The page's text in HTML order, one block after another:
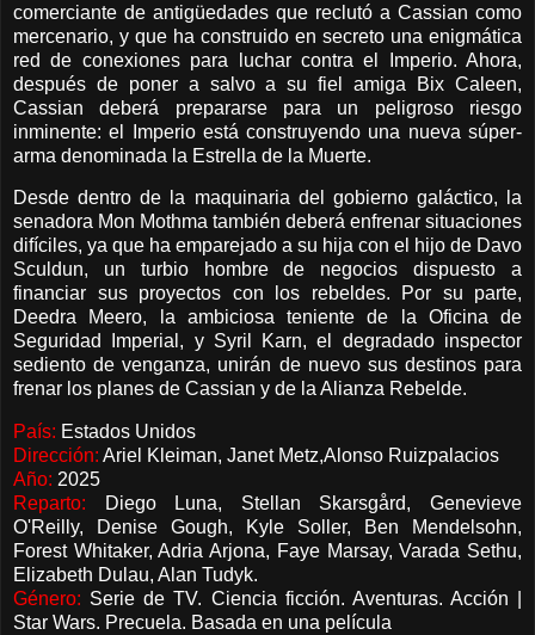
comerciante de antigüedades que reclutó a Cassian como
mercenario, y que ha construido en secreto una enigmática
red de conexiones para luchar contra el Imperio. Ahora,
después de poner a salvo a su fiel amiga Bix Caleen,
Cassian deberá prepararse para un peligroso riesgo
inminente: el Imperio está construyendo una nueva súper-
arma denominada la Estrella de la Muerte.
Desde dentro de la maquinaria del gobierno galáctico, la
senadora Mon Mothma también deberá enfrenar situaciones
difíciles, ya que ha emparejado a su hija con el hijo de Davo
Sculdun, un turbio hombre de negocios dispuesto a
financiar sus proyectos con los rebeldes. Por su parte,
Deedra Meero, la ambiciosa teniente de la Oficina de
Seguridad Imperial, y Syril Karn, el degradado inspector
sediento de venganza, unirán de nuevo sus destinos para
frenar los planes de Cassian y de la Alianza Rebelde.
País: Estados Unidos
Dirección: Ariel Kleiman, Janet Metz,Alonso Ruizpalacios
Año: 2025
Reparto:
Diego Luna, Stellan Skarsgård, Genevieve
O'Reilly, Denise Gough, Kyle Soller, Ben Mendelsohn,
Forest Whitaker, Adria Arjona, Faye Marsay, Varada Sethu,
Elizabeth Dulau, Alan Tudyk.
Género: Serie de TV. Ciencia ficción. Aventuras. Acción |
Star Wars. Precuela. Basada en una película